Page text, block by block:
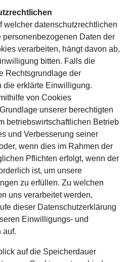
welcher datenschutzrechtlichen
Daten der
verarbeiten, hängt davon ab,
bitten. Falls die
Rechtsgrundlage der
die erklärte Einwilligung.
von Cookies
unserer berechtigten
betriebswirtschaftlichen Betrieb
und Verbesserung seiner
wenn dies im Rahmen der
Pflichten erfolgt, wenn der
ist, um unsere
zu erfüllen. Zu welchen
uns verarbeitet werden,
dieser Datenschutzerklärung
Einwilligungs- und
auf.
auf die Speicherdauer